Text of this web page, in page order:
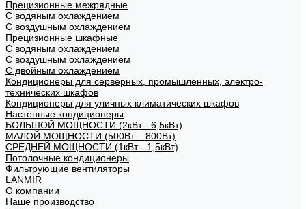
Прецизионные межрядные
С водяным охлаждением
С воздушным охлаждением
Прецизионные шкафные
С водяным охлаждением
С воздушным охлаждением
С двойным охлаждением
Кондиционеры для серверных, промышленных, электро-
технических шкафов
Кондиционеры для уличных климатических шкафов
Настенные кондиционеры
БОЛЬШОЙ МОЩНОСТИ (2кВт - 6,5кВт)
МАЛОЙ МОЩНОСТИ (500Вт – 800Вт)
СРЕДНЕЙ МОЩНОСТИ (1кВт - 1,5кВт)
Потолочные кондиционеры
Фильтрующие вентиляторы
LANMIR
О компании
Наше производство